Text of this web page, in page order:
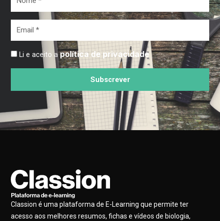
Li e aceito apolítica de privacidade
Subscrever
Classion é uma plataforma de E-Learning que permite ter
acesso aos melhores resumos, fichas e vídeos de biologia,